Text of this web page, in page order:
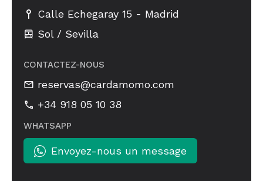
Calle Echegaray 15 - Madrid
Sol / Sevilla
CONTACTEZ-NOUS
reservas@cardamomo.com
+34 918 05 10 38
WHATSAPP
Envoyez-nous un message